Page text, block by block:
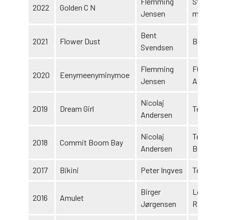
2022 Golden C N
Jensen
m. flere
2021 Flower Dust
Bent
Svendsen
Bare
2020 Eenymeenyminymoe
Flemming
Jensen
FC
ApS m.
2019 Dream Girl
Nicolaj
Andersen
Team
2018 Commit Boom Bay
Nicolaj
Andersen
Team
Boom
2017 Bikini Peter Ingves Team
2016 Amulet
Birger
Jørgensen
Lone